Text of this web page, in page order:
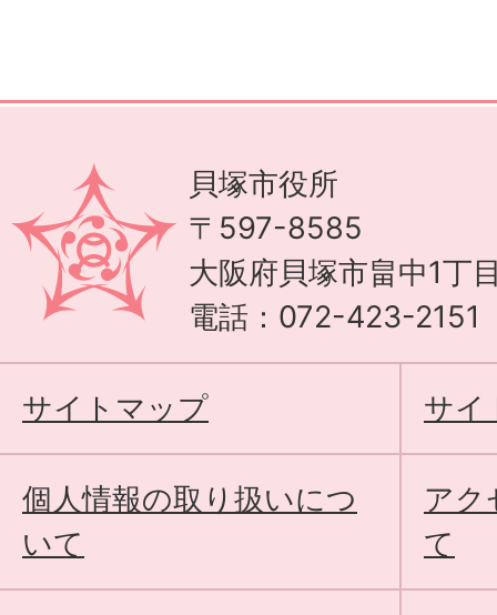
貝塚市役所
〒597-8585
大阪府貝塚市畠中1丁
電話：072-423-2151
サイトマップ サイ
個人情報の取り扱いにつ
いて
アク
て